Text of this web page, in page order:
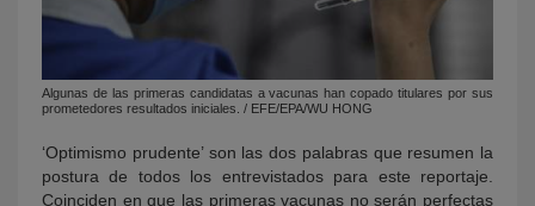
Algunas de las primeras candidatas a vacunas han copado titulares por sus
prometedores resultados iniciales. / EFE/EPA/WU HONG
‘Optimismo prudente’ son las dos palabras que resumen la
postura de todos los entrevistados para este reportaje.
Coinciden en que las primeras vacunas no serán perfectas